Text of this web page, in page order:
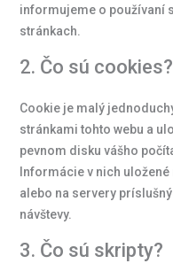
informujeme o používaní
stránkach.
2. Čo sú cookies?
Cookie je malý
stránkami tohto webu a
pevnom disku vášho
Informácie v nich
alebo na servery
návštevy.
3. Čo sú skripty?